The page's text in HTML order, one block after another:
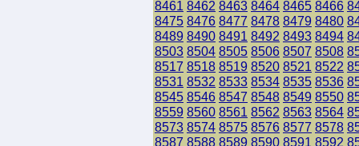
8461 8462 8463 8464 8465 8466
8475 8476 8477 8478 8479 8480
8489 8490 8491 8492 8493 8494
8503 8504 8505 8506 8507 8508
8517 8518 8519 8520 8521 8522
8531 8532 8533 8534 8535 8536
8545 8546 8547 8548 8549 8550
8559 8560 8561 8562 8563 8564
8573 8574 8575 8576 8577 8578
8587 8588 8589 8590 8591 8592